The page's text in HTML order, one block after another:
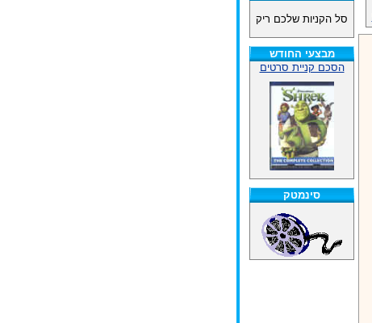
סל הקניות שלכם ריק
מבצעי החודש
הסכם קניית סרטים
סינמטק